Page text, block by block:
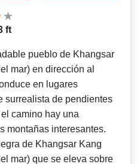
ft
pueblo de Khangsar
mar) en dirección al
en lugares
surrealista de pendientes
camino hay una
montañas interesantes.
de Khangsar Kang
mar) que se eleva sobre